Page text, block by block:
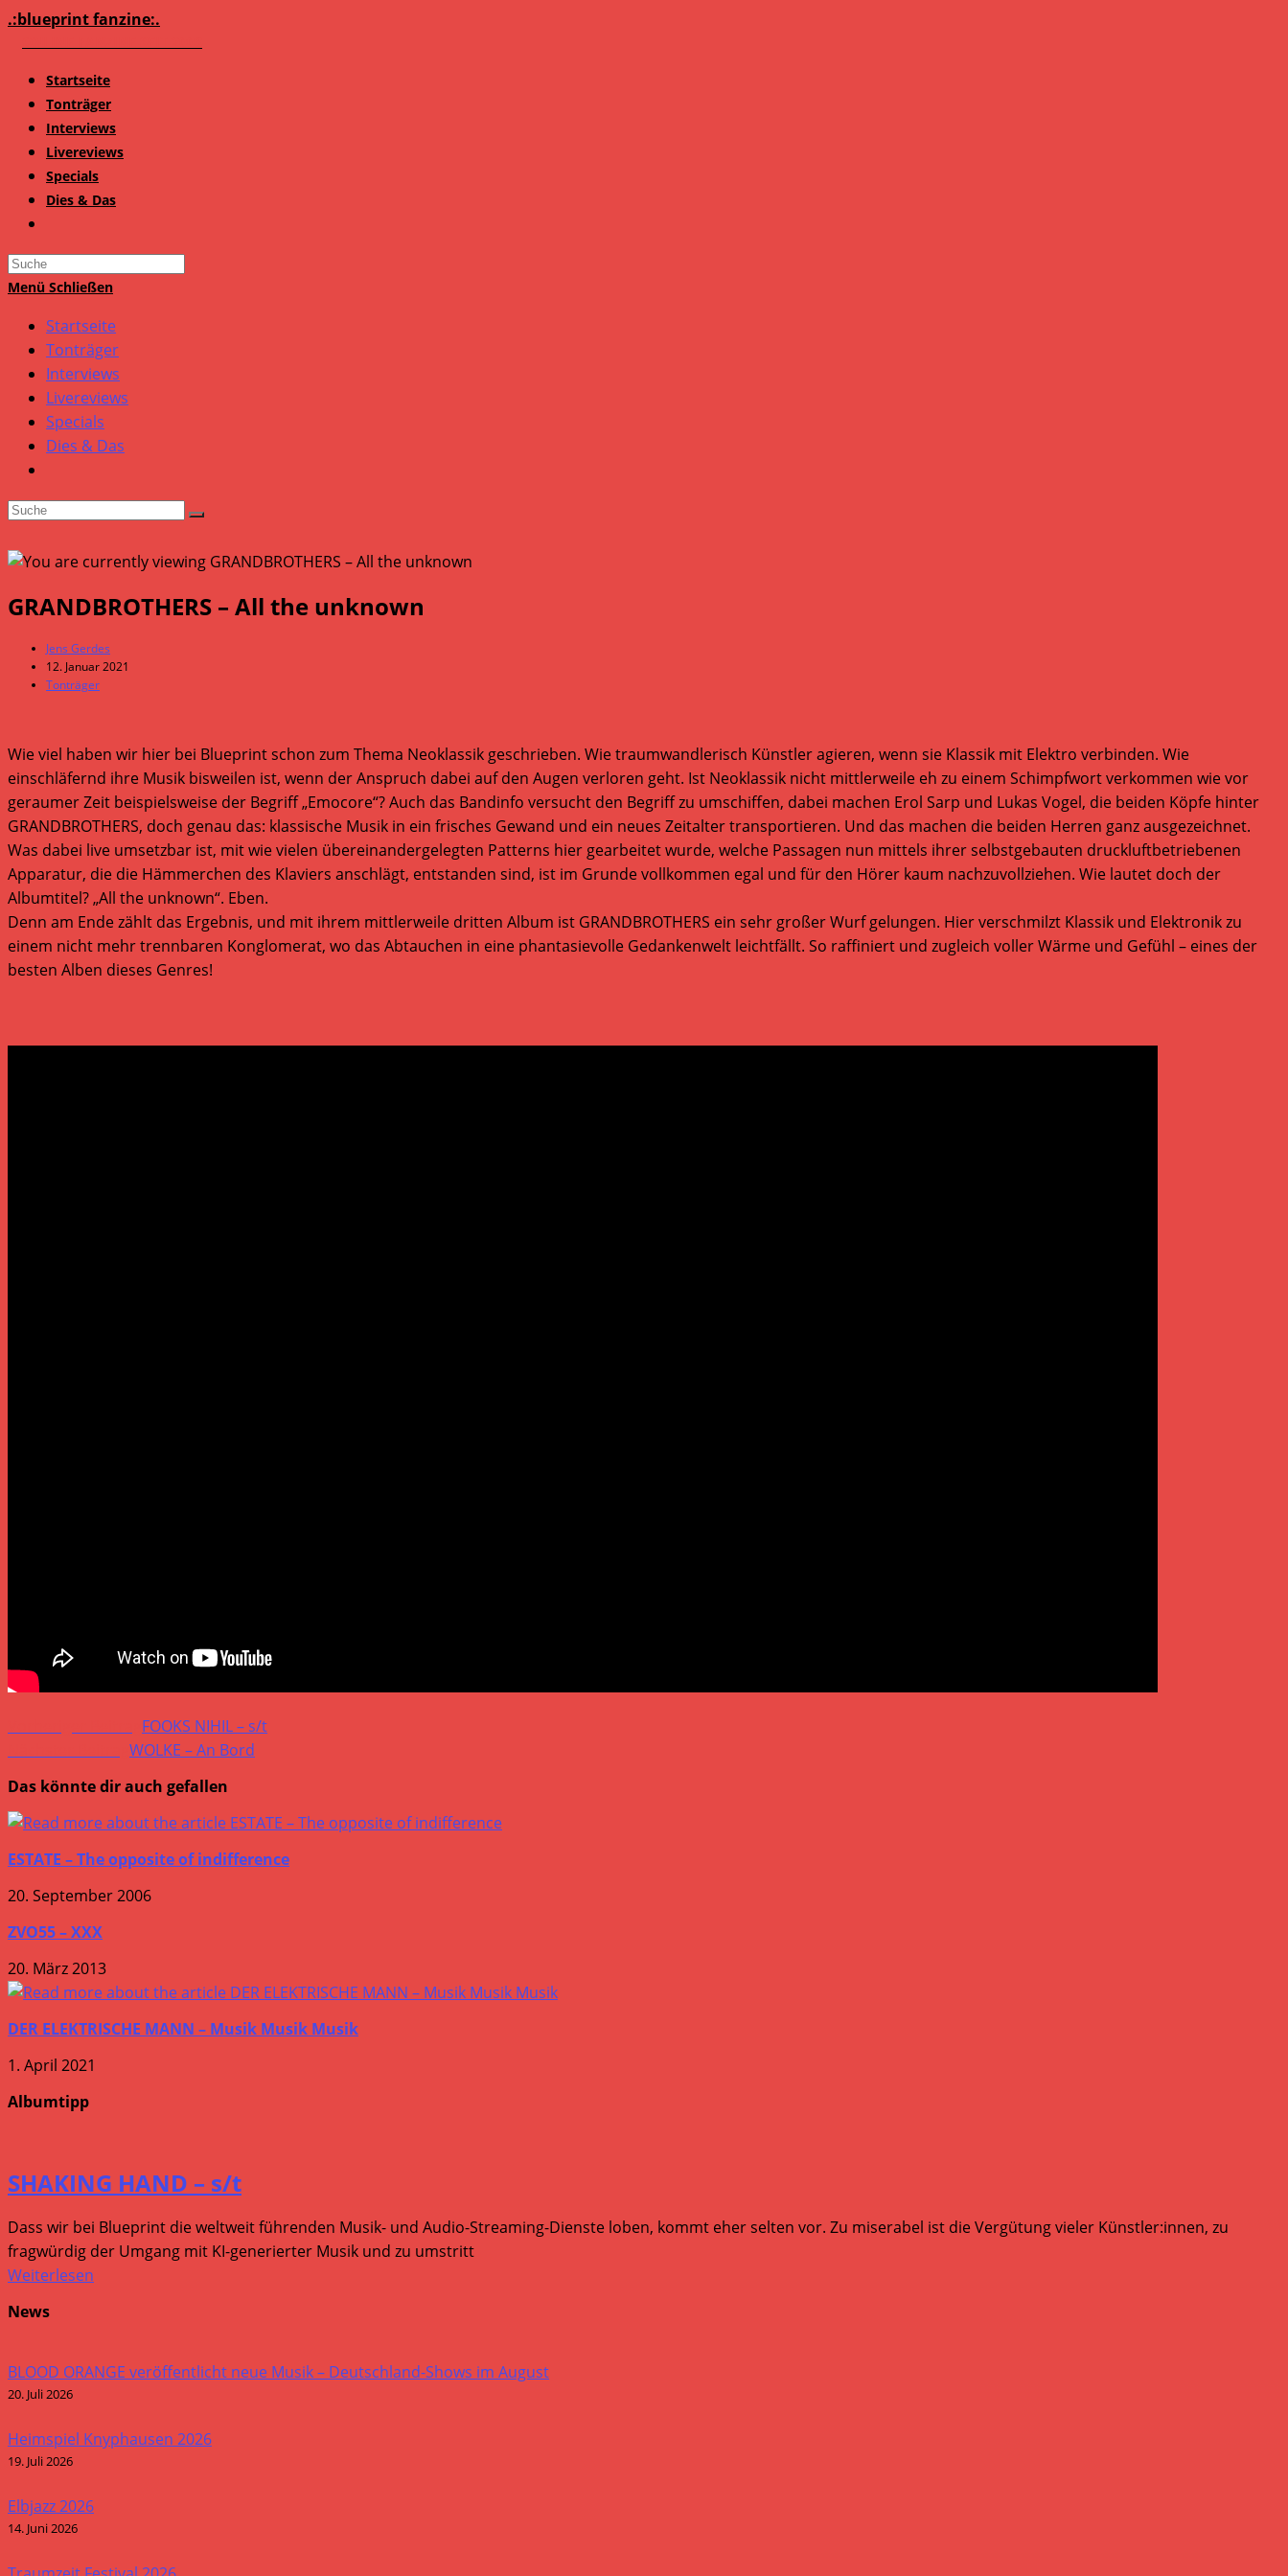
Zum
.:blueprint fanzine:.
Startseite
Tonträger
Interviews
Livereviews
Specials
Dies & Das
Search
this
Menü Schließen
Startseite
Tonträger
Interviews
Livereviews
Specials
Dies & Das
GRANDBROTHERS – All the unknown
Beitrags-
Autor:
Jens Gerdes
Beitrag
veröffentlicht:
12. Januar 2021
Beitrags-
Tonträger
Wie viel haben wir hier bei Blueprint schon zum Thema Neoklassik geschrieben. Wie traumwandlerisch Künstler agieren, wenn sie Klassik mit Elektro verbinden. Wie
einschläfernd ihre Musik bisweilen ist, wenn der Anspruch dabei auf den Augen verloren geht. Ist Neoklassik nicht mittlerweile eh zu einem Schimpfwort verkommen wie vor
geraumer Zeit beispielsweise der Begriff „Emocore“? Auch das Bandinfo versucht den Begriff zu umschiffen, dabei machen Erol Sarp und Lukas Vogel, die beiden Köpfe hinter
GRANDBROTHERS, doch genau das: klassische Musik in ein frisches Gewand und ein neues Zeitalter transportieren. Und das machen die beiden Herren ganz ausgezeichnet.
Was dabei live umsetzbar ist, mit wie vielen übereinandergelegten Patterns hier gearbeitet wurde, welche Passagen nun mittels ihrer selbstgebauten druckluftbetriebenen
Apparatur, die die Hämmerchen des Klaviers anschlägt, entstanden sind, ist im Grunde vollkommen egal und für den Hörer kaum nachzuvollziehen. Wie lautet doch der
Albumtitel? „All the unknown“. Eben.
Denn am Ende zählt das Ergebnis, und mit ihrem mittlerweile dritten Album ist GRANDBROTHERS ein sehr großer Wurf gelungen. Hier verschmilzt Klassik und Elektronik zu
einem nicht mehr trennbaren Konglomerat, wo das Abtauchen in eine phantasievolle Gedankenwelt leichtfällt. So raffiniert und zugleich voller Wärme und Gefühl – eines der
besten Alben dieses Genres!
Weitere
Artikel
ansehen
FOOKS NIHIL – s/t
WOLKE – An Bord
Das könnte dir auch gefallen
ESTATE – The opposite of indifference
20. September 2006
ZVO55 – XXX
20. März 2013
DER ELEKTRISCHE MANN – Musik Musik Musik
1. April 2021
Albumtipp
SHAKING HAND – s/t
Dass wir bei Blueprint die weltweit führenden Musik- und Audio-Streaming-Dienste loben, kommt eher selten vor. Zu miserabel ist die Vergütung vieler Künstler:innen, zu
fragwürdig der Umgang mit KI-generierter Musik und zu umstritt
Weiterlesen
News
BLOOD ORANGE veröffentlicht neue Musik – Deutschland-Shows im August
20. Juli 2026
Heimspiel Knyphausen 2026
19. Juli 2026
Elbjazz 2026
14. Juni 2026